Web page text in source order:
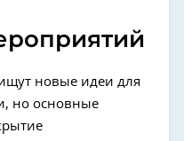
новые идеи для
но основные